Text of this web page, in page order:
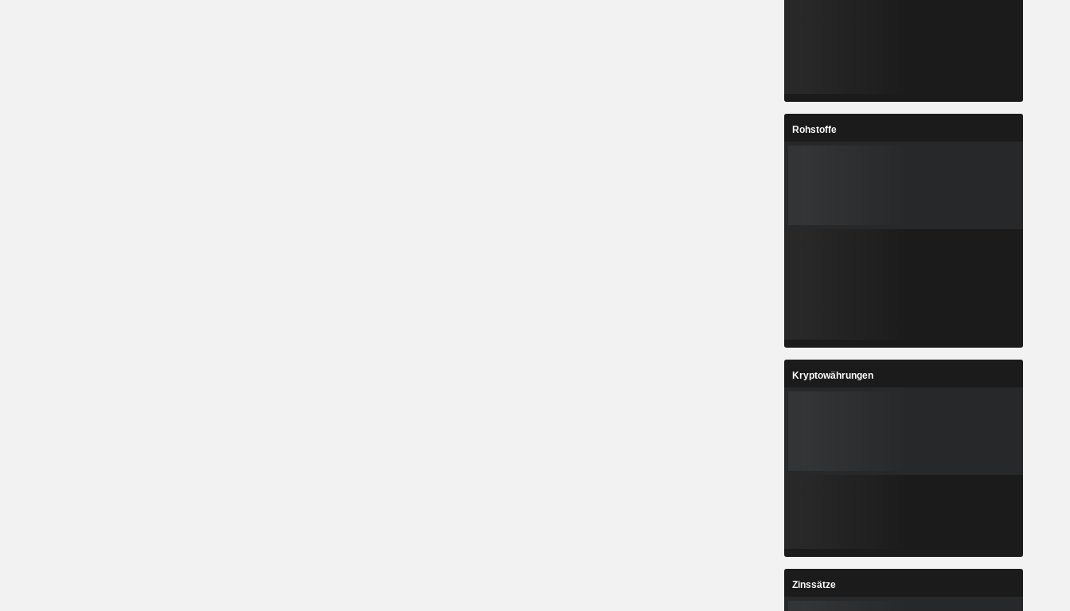
Rohstoffe
Kryptowährungen
Zinssätze